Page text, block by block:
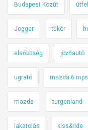
Budapest Közút
Jogger tükör
elsőbbség jövőautó
ugrató mazda 6 mps
mazda burgenland
lakatolás kiss&ride